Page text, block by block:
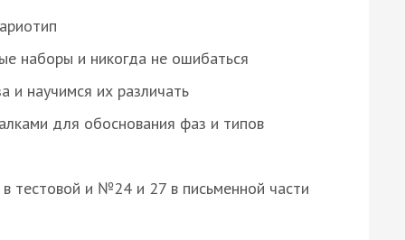
наборы и никогда не ошибаться
и научимся их различать
для обоснования фаз и типов
тестовой и №24 и 27 в письменной части